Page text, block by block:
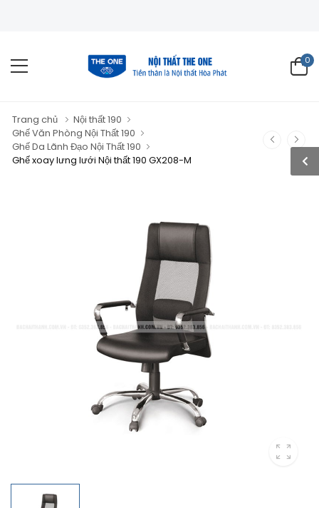
0
Trang chủ
Nội thất 190
Ghế Văn Phòng Nội Thất 190
Ghế Da Lãnh Đạo Nội Thất 190
Ghế xoay lưng lưới Nội thất 190 GX208-M